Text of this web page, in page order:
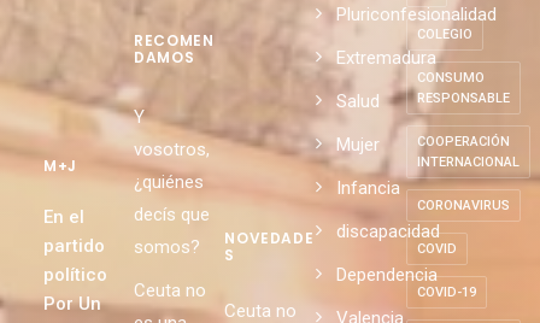
M+J
En el
partido
político
Por Un
RECOMEN
DAMOS
Y
vosotros,
¿quiénes
decís que
somos?
Ceuta no
NOVEDADE
S
Ceuta no
Pluriconfesionalidad
Extremadura
Salud
Mujer
Infancia
discapacidad
Dependencia
Valencia
COLEGIO
CONSUMO
RESPONSABLE
COOPERACIÓN
INTERNACIONAL
CORONAVIRUS
COVID
COVID-19